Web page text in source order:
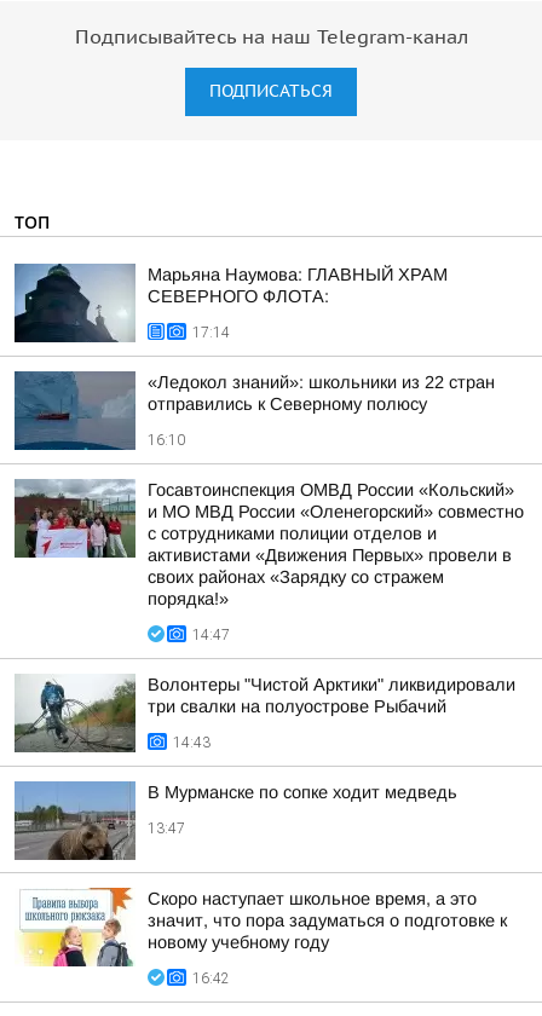
Подписывайтесь на наш Telegram-канал
ПОДПИСАТЬСЯ
ТОП
Марьяна Наумова: ГЛАВНЫЙ ХРАМ
СЕВЕРНОГО ФЛОТА:
17:14
«Ледокол знаний»: школьники из 22 стран
отправились к Северному полюсу
16:10
Госавтоинспекция ОМВД России «Кольский»
и МО МВД России «Оленегорский» совместно
с сотрудниками полиции отделов и
активистами «Движения Первых» провели в
своих районах «Зарядку со стражем
порядка!»
14:47
Волонтеры "Чистой Арктики" ликвидировали
три свалки на полуострове Рыбачий
14:43
В Мурманске по сопке ходит медведь
13:47
Скоро наступает школьное время, а это
значит, что пора задуматься о подготовке к
новому учебному году
16:42